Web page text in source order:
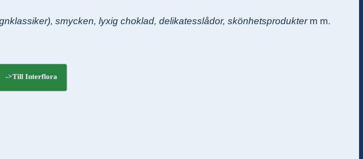
smycken, lyxig choklad, delikatesslådor, skönhetsprodukterm m.
->Till Interflora